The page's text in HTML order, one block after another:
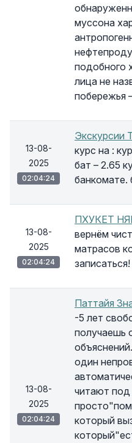
муссона
подобного
лица не
побережья
13-08-
2025
02:04:24
Экскурсии
курс на :
бат – 2.65
банкомате.
13-08-
2025
02:04:24
ПХУКЕТ
вернём
матрасов
записаться!
13-08-
2025
02:04:24
Паттайя
-5 лет
получаешь
один
читают под
который